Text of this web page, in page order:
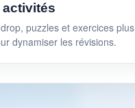
activités
puzzles et exercices plus
dynamiser les révisions.